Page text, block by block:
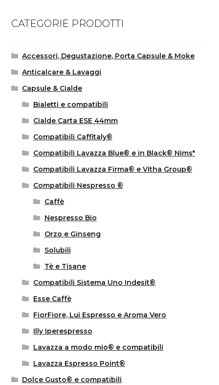
CATEGORIE PRODOTTI
Accessori, Degustazione, Porta Capsule & Moke
Anticalcare & Lavaggi
Capsule & Cialde
Bialetti e compatibili
Cialde Carta ESE 44mm
Compatibili Caffitaly®
Compatibili Lavazza Blue® e in Black® Nims*
Compatibili Lavazza Firma® e Vitha Group®
Compatibili Nespresso ®
Caffè
Nespresso Bio
Orzo e Ginseng
Solubili
Tè e Tisane
Compatibili Sistema Uno Indesit®
Esse Caffè
FiorFiore, Lui Espresso e Aroma Vero
Illy Iperespresso
Lavazza a modo mio® e compatibili
Lavazza Espresso Point®
Dolce Gusto® e compatibili